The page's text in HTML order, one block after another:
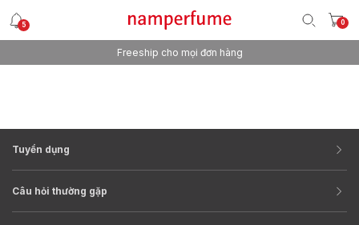
5 0
Freeship cho mọi đơn hàng
Tuyển dụng
Câu hỏi thường gặp